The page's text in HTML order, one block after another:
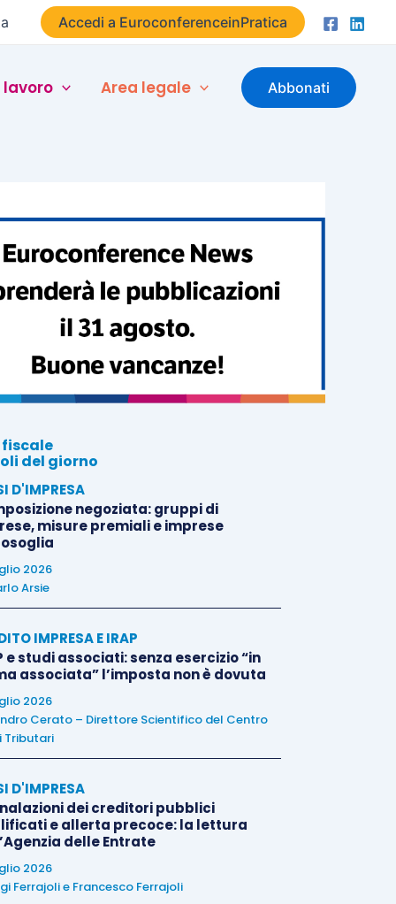
Accedi a EuroconferenceinPratica
lavoro Area legale Abbonati
del giorno
D'IMPRESA
negoziata: gruppi di
misure premiali e imprese
2026
Arsie
IMPRESA E IRAP
e studi associati: senza esercizio “in
associata” l’imposta non è dovuta
2026
Cerato – Direttore Scientifico del Centro
Tributari
D'IMPRESA
dei creditori pubblici
e allerta precoce: la lettura
delle Entrate
2026
Ferrajolie Francesco Ferrajoli